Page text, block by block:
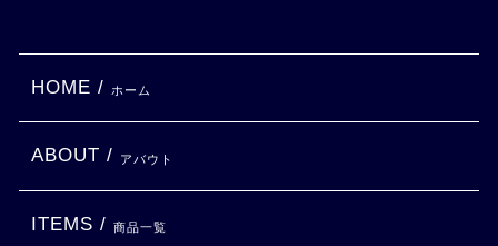
HOME / ホーム
ABOUT / アバウト
ITEMS / 商品一覧